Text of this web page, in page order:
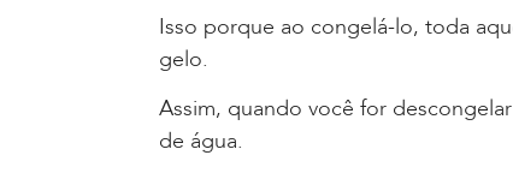
Isso porque ao congelá-lo, toda
gelo.
Assim, quando você for
de água.